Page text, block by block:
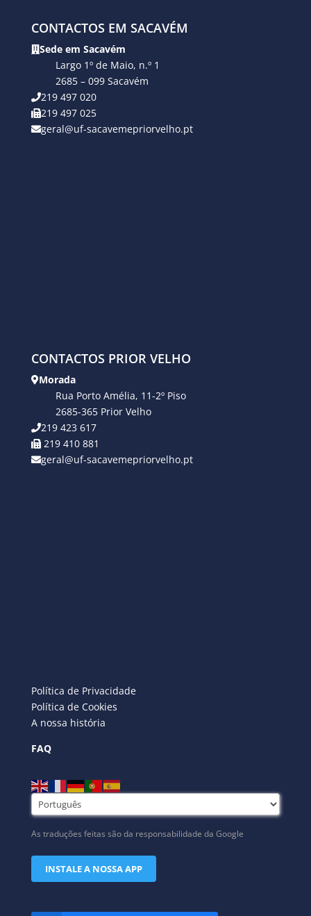
CONTACTOS EM SACAVÉM
Sede em Sacavém
Largo 1º de Maio, n.º 1
2685 – 099 Sacavém
219 497 020
219 497 025
geral@uf-sacavemepriorvelho.pt
CONTACTOS PRIOR VELHO
Morada
Rua Porto Amélia, 11-2º Piso
2685-365 Prior Velho
219 423 617
219 410 881
geral@uf-sacavemepriorvelho.pt
Política de Privacidade
Política de Cookies
A nossa história
FAQ
As traduções feitas são da responsabilidade da Google
INSTALE A NOSSA APP